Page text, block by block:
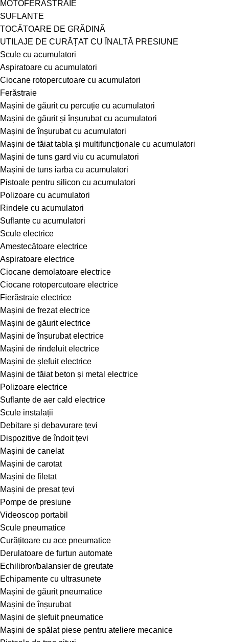
MOTOFERĂSTRAIE
SUFLANTE
TOCĂTOARE DE GRĂDINĂ
UTILAJE DE CURĂȚAT CU ÎNALTĂ PRESIUNE
Scule cu acumulatori
Aspiratoare cu acumulatori
Ciocane rotopercutoare cu acumulatori
Ferăstraie
Mașini de găurit cu percuție cu acumulatori
Mașini de găurit și înșurubat cu acumulatori
Mașini de înșurubat cu acumulatori
Mașini de tăiat tabla și multifuncționale cu acumulatori
Mașini de tuns gard viu cu acumulatori
Mașini de tuns iarba cu acumulatori
Pistoale pentru silicon cu acumulatori
Polizoare cu acumulatori
Rindele cu acumulatori
Suflante cu acumulatori
Scule electrice
Amestecătoare electrice
Aspiratoare electrice
Ciocane demolatoare electrice
Ciocane rotopercutoare electrice
Fierăstraie electrice
Mașini de frezat electrice
Mașini de găurit electrice
Mașini de înșurubat electrice
Mașini de rindeluit electrice
Mașini de șlefuit electrice
Mașini de tăiat beton și metal electrice
Polizoare electrice
Suflante de aer cald electrice
Scule instalații
Debitare și debavurare țevi
Dispozitive de îndoit țevi
Mașini de canelat
Mașini de carotat
Mașini de filetat
Mașini de presat țevi
Pompe de presiune
Videoscop portabil
Scule pneumatice
Curățitoare cu ace pneumatice
Derulatoare de furtun automate
Echilibror/balansier de greutate
Echipamente cu ultrasunete
Mașini de găurit pneumatice
Mașini de înșurubat
Mașini de șlefuit pneumatice
Mașini de spălat piese pentru ateliere mecanice